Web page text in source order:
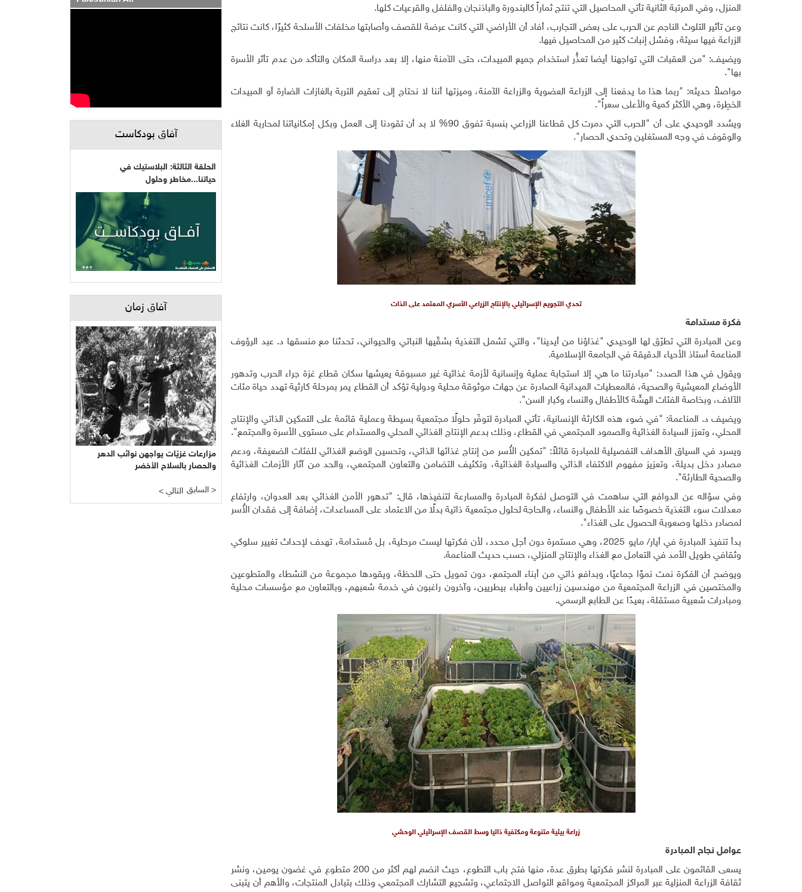
المنزل، وفي المرتبة الثانية تأتي المحاصيل التي تنتج ثماراً كالبندورة والباذنجان والفلفل والقرعيات كلها.
وعن تأثير التلوث الناجم عن الحرب على بعض التجارب، أفاد أن الأراضي التي كانت عرضة للقصف وأصابتها مخلفات الأسلحة كثيرًا، كانت نتائج
الزراعة فيها سيئة، وفشل إنبات كثير من المحاصيل فيها.
ويضيف: "من العقبات التي تواجهنا أيضا تعذُّر استخدام جميع المبيدات، حتى الآمنة منها، إلا بعد دراسة المكان والتأكد من عدم تأثر الأسرة
بها".
مواصلاً حديثه: "ربما هذا ما يدفعنا إلى الزراعة العضوية والزراعة الآمنة، وميزتها أننا لا نحتاج إلى تعقيم التربة بالغازات الضارة أو المبيدات
الخطِرة، وهي الأكثر كمية والأعلى سعراً".
ويشدد الوحيدي على أن "الحرب التي دمرت كل قطاعنا الزراعي بنسبة تفوق 90% لا بد أن تقودنا إلى العمل وبكل إمكانياتنا لمحاربة الغلاء
والوقوف في وجه المستغلين وتحدي الحصار".
تحدي التجويع الإسرائيلي بالإنتاج الزراعي الأسري المعتمد على الذات
فكرة مستدامة
وعن المبادرة التي تطرّق لها الوحيدي "غذاؤنا من أيدينا"، والتي تشمل التغذية بشقّيها النباتي والحيواني، تحدثنا مع منسقها د. عبد الرؤوف
المناعمة أستاذ الأحياء الدقيقة في الجامعة الإسلامية.
ويقول في هذا الصدد: "مبادرتنا ما هي إلا استجابة عملية وإنسانية لأزمة غذائية غير مسبوقة يعيشها سكان قطاع غزة جراء الحرب وتدهور
الأوضاع المعيشية والصحية، فالمعطيات الميدانية الصادرة عن جهات موثوقة محلية ودولية تؤكد أن القطاع يمر بمرحلة كارثية تهدد حياة مئات
الآلاف، وبخاصة الفئات الهشّة كالأطفال والنساء وكبار السن".
ويضيف د. المناعمة: "في ضوء هذه الكارثة الإنسانية، تأتي المبادرة لتوفّر حلولًا مجتمعية بسيطة وعملية قائمة على التمكين الذاتي والإنتاج
المحلي، وتعزز السيادة الغذائية والصمود المجتمعي في القطاع، وذلك بدعم الإنتاج الغذائي المحلي والمستدام على مستوى الأسرة والمجتمع".
ويسرد في السياق الأهداف التفصيلية للمبادرة قائلاً: "تمكين الأُسر من إنتاج غذائها الذاتي، وتحسين الوضع الغذائي للفئات الضعيفة، ودعم
مصادر دخل بديلة، وتعزيز مفهوم الاكتفاء الذاتي والسيادة الغذائية، وتكثيف التضامن والتعاون المجتمعي، والحد من آثار الأزمات الغذائية
والصحية الطارئة".
وفي سؤاله عن الدوافع التي ساهمت في التوصل لفكرة المبادرة والمسارعة لتنفيذها، قال: "تدهور الأمن الغذائي بعد العدوان، وارتفاع
معدلات سوء التغذية خصوصًا عند الأطفال والنساء، والحاجة لحلول مجتمعية ذاتية بدلًا من الاعتماد على المساعدات، إضافة إلى فقدان الأُسر
لمصادر دخلها وصعوبة الحصول على الغذاء".
بدأ تنفيذ المبادرة في أيار/ مايو 2025، وهي مستمرة دون أجل محدد، لأن فكرتها ليست مرحلية، بل مُستدامة، تهدف لإحداث تغيير سلوكي
وثقافي طويل الأمد في التعامل مع الغذاء والإنتاج المنزلي، حسب حديث المناعمة.
ويوضح أن الفكرة نمت نموًا جماعيًا، وبدافع ذاتي من أبناء المجتمع، دون تمويل حتى اللحظة، ويقودها مجموعة من النشطاء والمتطوعين
والمختصين في الزراعة المجتمعية من مهندسين زراعيين وأطباء بيطريين، وآخرون راغبون في خدمة شعبهم، وبالتعاون مع مؤسسات محلية
ومبادرات شعبية مستقلة، بعيدًا عن الطابع الرسمي.
زراعة بيئية متنوعة ومكتفية ذاتيا وسط القصف الإسرائيلي الوحشي
عوامل نجاح المبادرة
يسعى القائمون على المبادرة لنشر فكرتها بطرق عدة، منها فتح باب التطوع، حيث انضم لهم أكثر من 200 متطوع في غضون يومين، ونشر
ثقافة الزراعة المنزلية عبر المراكز المجتمعية ومواقع التواصل الاجتماعي، وتشجيع التشارك المجتمعي وذلك بتبادل المنتجات، والأهم أن يتبنى
آفاق بودكاست
الحلقة الثالثة: البلاستيك في
حياتنا...مخاطر وحلول
آفاق زمان
مزارعات غزيّات يواجهن نوائب الدهر
والحصار بالسلاح الأخضر
< التالي السابق >